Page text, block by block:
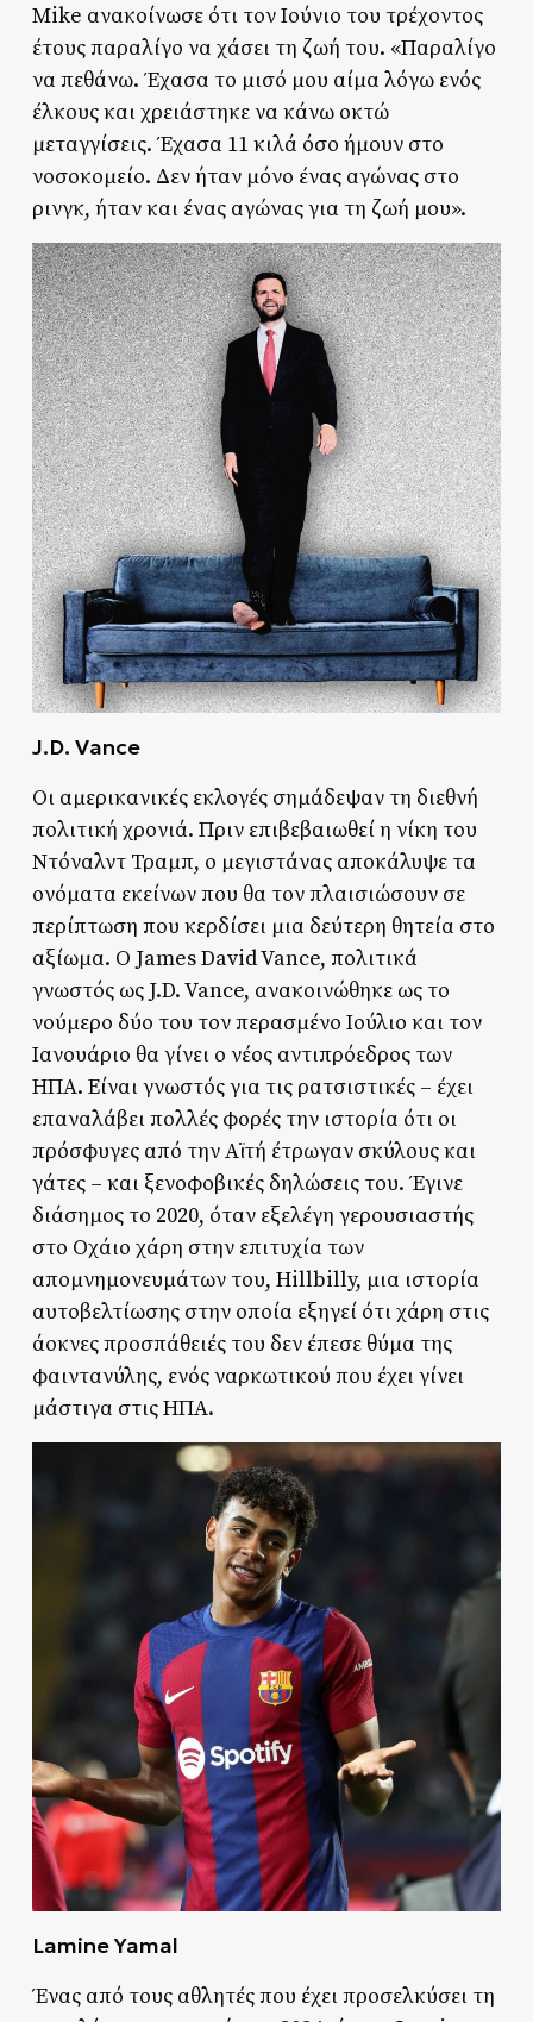
Mike ανακοίνωσε ότι τον Ιούνιο του τρέχοντος
έτους παραλίγο να χάσει τη ζωή του. «Παραλίγο
να πεθάνω. Έχασα το μισό μου αίμα λόγω ενός
έλκους και χρειάστηκε να κάνω οκτώ
μεταγγίσεις. Έχασα 11 κιλά όσο ήμουν στο
νοσοκομείο. Δεν ήταν μόνο ένας αγώνας στο
ρινγκ, ήταν και ένας αγώνας για τη ζωή μου».
J.D. Vance
Οι αμερικανικές εκλογές σημάδεψαν τη διεθνή
πολιτική χρονιά. Πριν επιβεβαιωθεί η νίκη του
Ντόναλντ Τραμπ, ο μεγιστάνας αποκάλυψε τα
ονόματα εκείνων που θα τον πλαισιώσουν σε
περίπτωση που κερδίσει μια δεύτερη θητεία στο
αξίωμα. Ο James David Vance, πολιτικά
γνωστός ως J.D. Vance, ανακοινώθηκε ως το
νούμερο δύο του τον περασμένο Ιούλιο και τον
Ιανουάριο θα γίνει ο νέος αντιπρόεδρος των
ΗΠΑ. Είναι γνωστός για τις ρατσιστικές – έχει
επαναλάβει πολλές φορές την ιστορία ότι οι
πρόσφυγες από την Αϊτή έτρωγαν σκύλους και
γάτες – και ξενοφοβικές δηλώσεις του. Έγινε
διάσημος το 2020, όταν εξελέγη γερουσιαστής
στο Οχάιο χάρη στην επιτυχία των
απομνημονευμάτων του, Hillbilly, μια ιστορία
αυτοβελτίωσης στην οποία εξηγεί ότι χάρη στις
άοκνες προσπάθειές του δεν έπεσε θύμα της
φαιντανύλης, ενός ναρκωτικού που έχει γίνει
μάστιγα στις ΗΠΑ.
Lamine Yamal
Ένας από τους αθλητές που έχει προσελκύσει τη